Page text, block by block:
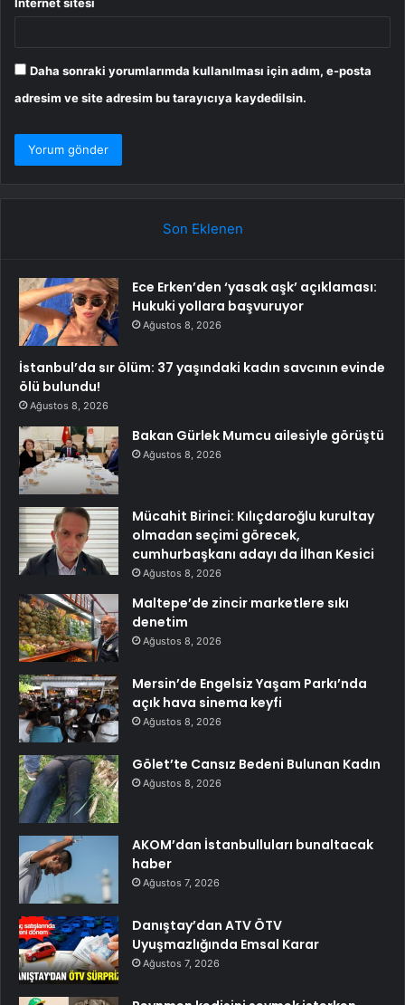
Daha sonraki yorumlarımda kullanılması için adım, e-posta
adresim ve site adresim bu tarayıcıya kaydedilsin.
Son Eklenen
Ece Erken’den ‘yasak aşk’ açıklaması:
Hukuki yollara başvuruyor
Ağustos 8, 2026
İstanbul’da sır ölüm: 37 yaşındaki kadın savcının evinde
ölü bulundu!
Ağustos 8, 2026
Bakan Gürlek Mumcu ailesiyle görüştü
Ağustos 8, 2026
Mücahit Birinci: Kılıçdaroğlu kurultay
olmadan seçimi görecek,
cumhurbaşkanı adayı da İlhan Kesici
Ağustos 8, 2026
Maltepe’de zincir marketlere sıkı
denetim
Ağustos 8, 2026
Mersin’de Engelsiz Yaşam Parkı’nda
açık hava sinema keyfi
Ağustos 8, 2026
Gölet’te Cansız Bedeni Bulunan Kadın
Ağustos 8, 2026
AKOM’dan İstanbulluları bunaltacak
haber
Ağustos 7, 2026
Danıştay’dan ATV ÖTV
Uyuşmazlığında Emsal Karar
Ağustos 7, 2026